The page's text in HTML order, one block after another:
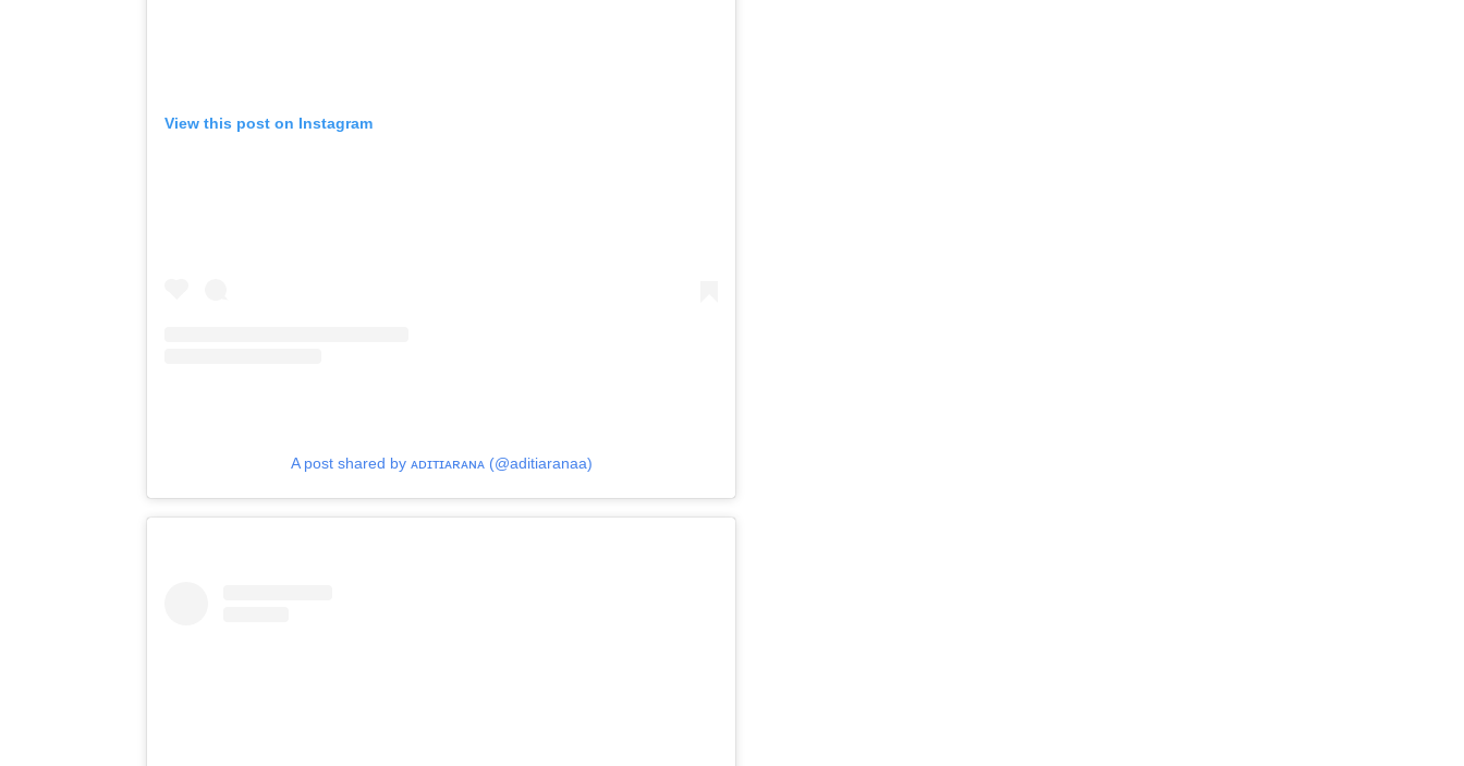
View this post on Instagram
A post shared by ᴀᴅɪᴛɪᴀʀᴀɴᴀ (@aditiaranaa)